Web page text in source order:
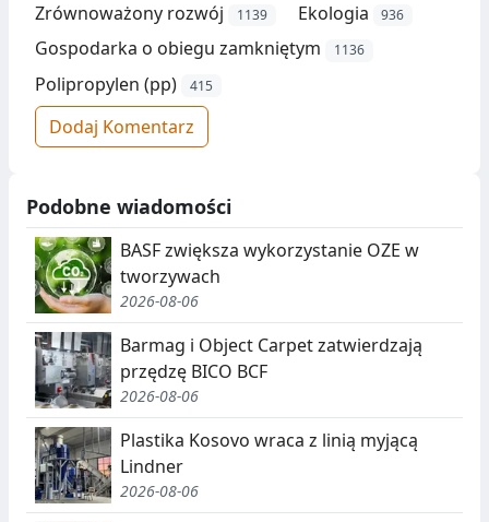
Zrównoważony rozwój 1139 Ekologia 936
Gospodarka o obiegu zamkniętym 1136
Polipropylen (pp) 415
Dodaj Komentarz
Podobne wiadomości
BASF zwiększa wykorzystanie OZE w
tworzywach
2026-08-06
Barmag i Object Carpet zatwierdzają
przędzę BICO BCF
2026-08-06
Plastika Kosovo wraca z linią myjącą
Lindner
2026-08-06